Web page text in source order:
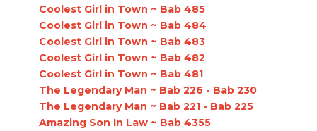
Coolest Girl in Town ~ Bab 485
Coolest Girl in Town ~ Bab 484
Coolest Girl in Town ~ Bab 483
Coolest Girl in Town ~ Bab 482
Coolest Girl in Town ~ Bab 481
The Legendary Man ~ Bab 226 - Bab 230
The Legendary Man ~ Bab 221 - Bab 225
Amazing Son In Law ~ Bab 4355